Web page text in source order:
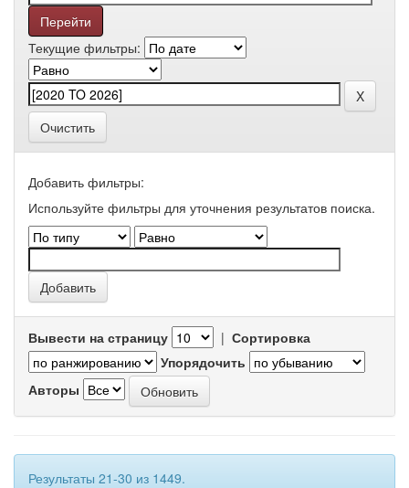
Текущие фильтры:
Очистить
Добавить фильтры:
Используйте фильтры для уточнения результатов поиска.
Вывести на страницу | Сортировка
Упорядочить
Авторы
Результаты 21-30 из 1449.